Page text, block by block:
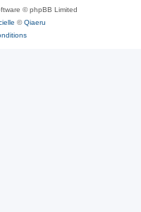
© phpBB Limited
©Qiaeru